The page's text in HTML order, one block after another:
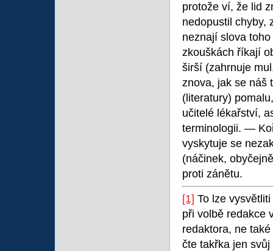
protože ví, že lid
nedopustil chyby,
neznají slova
zkouškách říkají
širší (zahrnuje
znova, jak se náš
(literatury)
učitelé lékařství,
terminologii. —
vyskytuje se
(náčinek,
proti zánětu.
[1] To lze
při volbě redakce
redaktora, ne
čte takřka jen